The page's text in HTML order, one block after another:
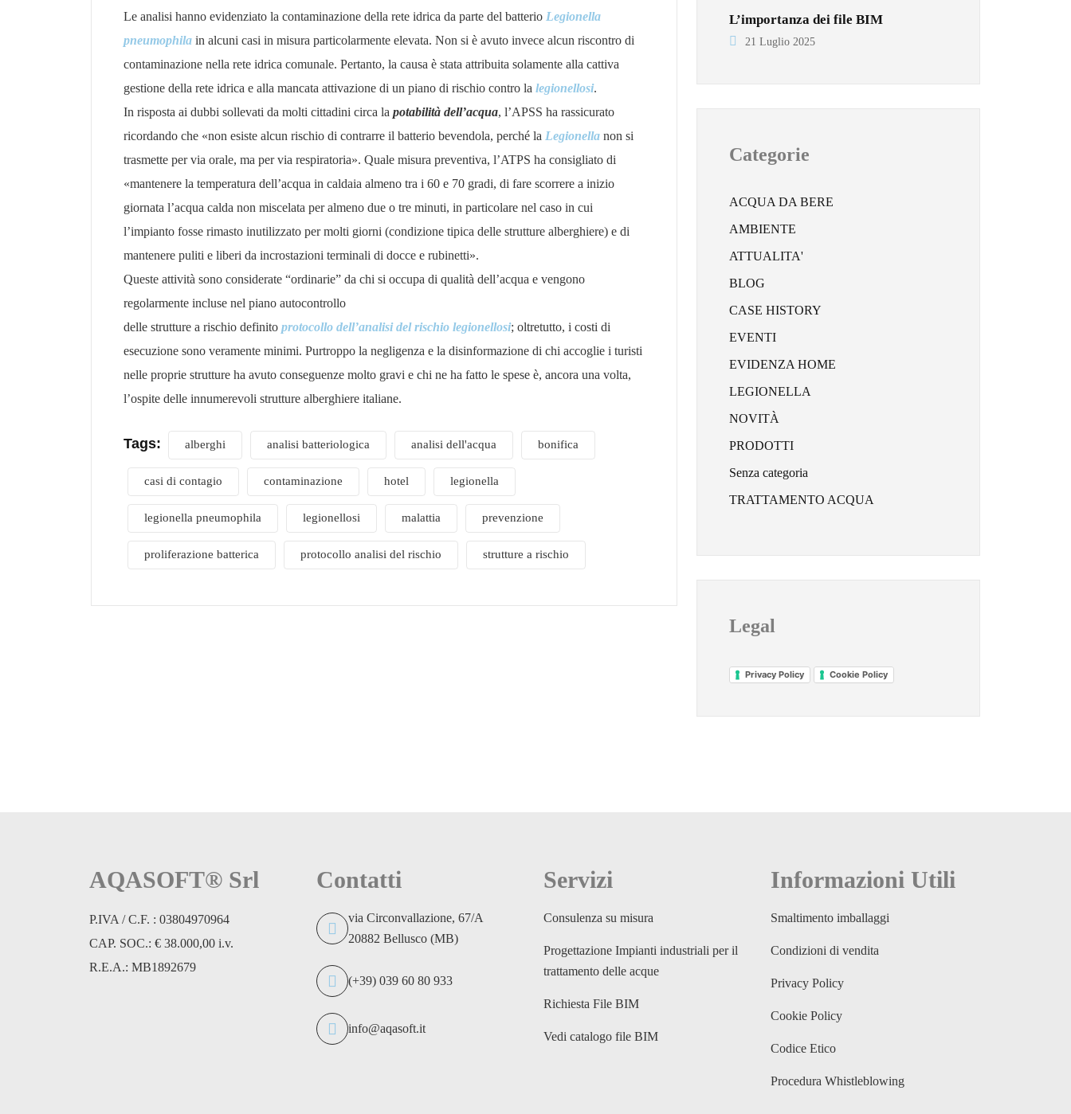
Le analisi hanno evidenziato la contaminazione della rete idrica da parte del batterio Legionella
pneumophila in alcuni casi in misura particolarmente elevata. Non si è avuto invece alcun riscontro di
contaminazione nella rete idrica comunale. Pertanto, la causa è stata attribuita solamente alla cattiva
gestione della rete idrica e alla mancata attivazione di un piano di rischio contro la legionellosi.
In risposta ai dubbi sollevati da molti cittadini circa la potabilità dell’acqua, l’APSS ha rassicurato
ricordando che «non esiste alcun rischio di contrarre il batterio bevendola, perché la Legionella non si
trasmette per via orale, ma per via respiratoria». Quale misura preventiva, l’ATPS ha consigliato di
«mantenere la temperatura dell’acqua in caldaia almeno tra i 60 e 70 gradi, di fare scorrere a inizio
giornata l’acqua calda non miscelata per almeno due o tre minuti, in particolare nel caso in cui
l’impianto fosse rimasto inutilizzato per molti giorni (condizione tipica delle strutture alberghiere) e di
mantenere puliti e liberi da incrostazioni terminali di docce e rubinetti».
Queste attività sono considerate “ordinarie” da chi si occupa di qualità dell’acqua e vengono
regolarmente incluse nel piano autocontrollo
delle strutture a rischio definito protocollo dell’analisi del rischio legionellosi; oltretutto, i costi di
esecuzione sono veramente minimi. Purtroppo la negligenza e la disinformazione di chi accoglie i turisti
nelle proprie strutture ha avuto conseguenze molto gravi e chi ne ha fatto le spese è, ancora una volta,
l’ospite delle innumerevoli strutture alberghiere italiane.
Tags: alberghi analisi batteriologica analisi dell'acqua bonifica
casi di contagio contaminazione hotel legionella
legionella pneumophila legionellosi malattia prevenzione
proliferazione batterica protocollo analisi del rischio strutture a rischio
L’importanza dei file BIM
21 Luglio 2025
Categorie
ACQUA DA BERE
AMBIENTE
ATTUALITA'
BLOG
CASE HISTORY
EVENTI
EVIDENZA HOME
LEGIONELLA
NOVITÀ
PRODOTTI
Senza categoria
TRATTAMENTO ACQUA
Legal
Privacy Policy Cookie Policy
AQASOFT® Srl
P.IVA / C.F. : 03804970964
CAP. SOC.: € 38.000,00 i.v.
R.E.A.: MB1892679
Contatti
via Circonvallazione, 67/A
20882 Bellusco (MB)
(+39) 039 60 80 933
info@aqasoft.it
Servizi
Consulenza su misura
Progettazione Impianti industriali per il
trattamento delle acque
Richiesta File BIM
Vedi catalogo file BIM
Informazioni Utili
Smaltimento imballaggi
Condizioni di vendita
Privacy Policy
Cookie Policy
Codice Etico
Procedura Whistleblowing